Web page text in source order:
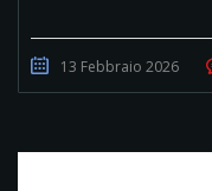
13 Febbraio 2026